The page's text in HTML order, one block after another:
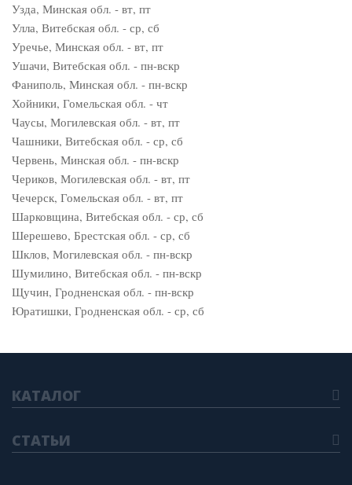
Узда, Минская обл. - вт, пт
Улла, Витебская обл. - ср, сб
Уречье, Минская обл. - вт, пт
Ушачи, Витебская обл. - пн-вскр
Фаниполь, Минская обл. - пн-вскр
Хойники, Гомельская обл. - чт
Чаусы, Могилевская обл. - вт, пт
Чашники, Витебская обл. - ср, сб
Червень, Минская обл. - пн-вскр
Чериков, Могилевская обл. - вт, пт
Чечерск, Гомельская обл. - вт, пт
Шарковщина, Витебская обл. - ср, сб
Шерешево, Брестская обл. - ср, сб
Шклов, Могилевская обл. - пн-вскр
Шумилино, Витебская обл. - пн-вскр
Щучин, Гродненская обл. - пн-вскр
Юратишки, Гродненская обл. - ср, сб
КАТАЛОГ
СТАТЬИ